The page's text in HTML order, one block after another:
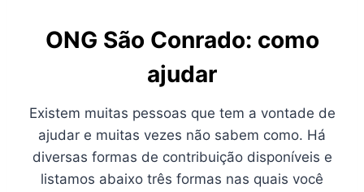
ONG São Conrado: como
ajudar
Existem muitas pessoas que tem a vontade de
ajudar e muitas vezes não sabem como. Há
diversas formas de contribuição disponíveis e
listamos abaixo três formas nas quais você